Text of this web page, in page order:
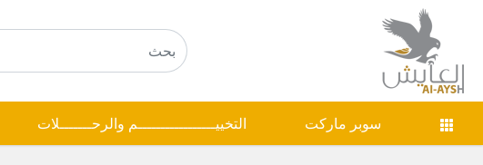
سوبر ماركت التخييـــــــــــــــــم والرحـــــــلات